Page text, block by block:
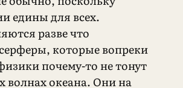
едины для всех.
разве что
которые вопреки
почему-то не тонут
океана. Они на